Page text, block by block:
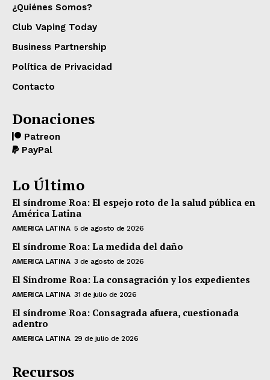
¿Quiénes Somos?
Club Vaping Today
Business Partnership
Política de Privacidad
Contacto
Donaciones
Patreon
PayPal
Lo Último
El síndrome Roa: El espejo roto de la salud pública en
América Latina
AMERICA LATINA 5 de agosto de 2026
El síndrome Roa: La medida del daño
AMERICA LATINA 3 de agosto de 2026
El Síndrome Roa: La consagración y los expedientes
AMERICA LATINA 31 de julio de 2026
El síndrome Roa: Consagrada afuera, cuestionada
adentro
AMERICA LATINA 29 de julio de 2026
Recursos